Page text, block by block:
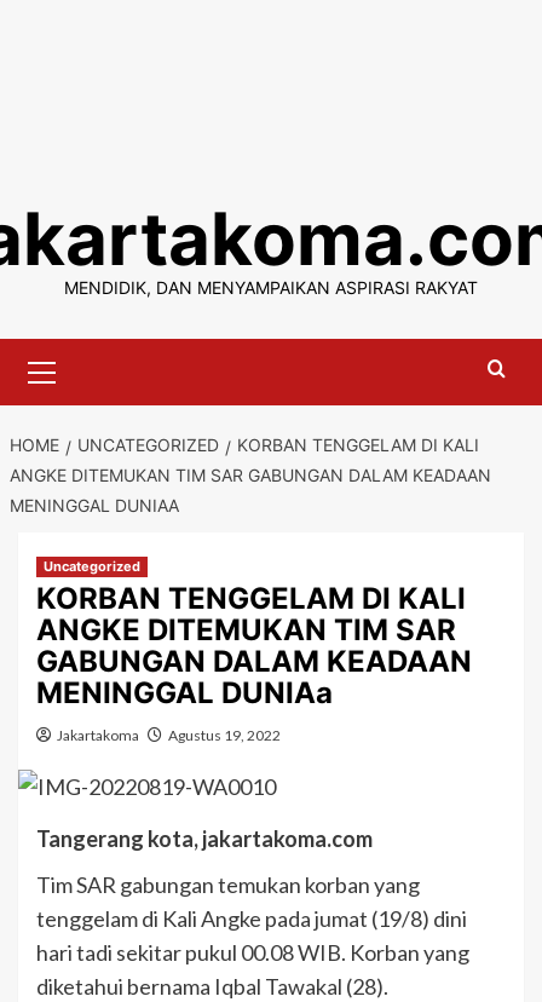
content
MENDIDIK, DAN MENYAMPAIKAN ASPIRASI RAKYAT
Menu
HOME UNCATEGORIZED
KORBAN TENGGELAM DI KALI
ANGKE DITEMUKAN TIM SAR GABUNGAN DALAM KEADAAN
MENINGGAL DUNIAA
Uncategorized
KORBAN TENGGELAM DI KALI
ANGKE DITEMUKAN TIM SAR
GABUNGAN DALAM KEADAAN
MENINGGAL DUNIAa
Jakartakoma Agustus 19, 2022
Tangerang kota, jakartakoma.com
Tim SAR gabungan temukan korban yang
tenggelam di Kali Angke pada jumat (19/8) dini
hari tadi sekitar pukul 00.08 WIB. Korban yang
diketahui bernama Iqbal Tawakal (28).